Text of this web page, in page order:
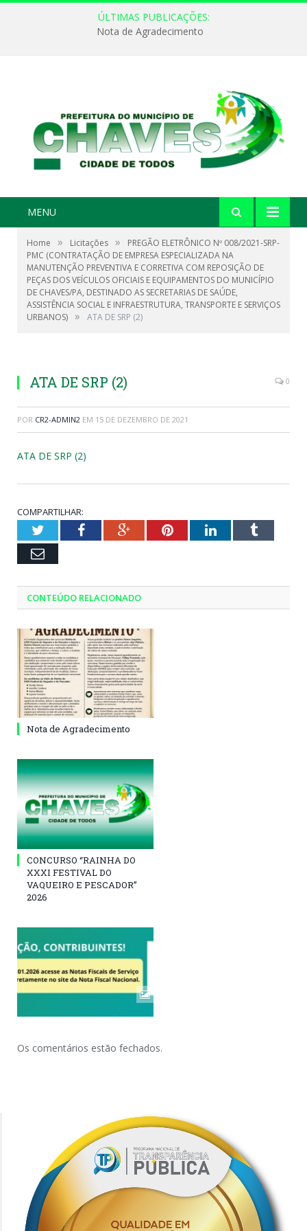
ÚLTIMAS PUBLICAÇÕES:
Nota de Agradecimento
MENU
Home » Licitações »
PREGÃO ELETRÔNICO Nº 008/2021-SRP-
PMC (CONTRATAÇÃO DE EMPRESA ESPECIALIZADA NA
MANUTENÇÃO PREVENTIVA E CORRETIVA COM REPOSIÇÃO DE
PEÇAS DOS VEÍCULOS OFICIAIS E EQUIPAMENTOS DO MUNICÍPIO
DE CHAVES/PA, DESTINADO AS SECRETARIAS DE SAÚDE,
ASSISTÊNCIA SOCIAL E INFRAESTRUTURA, TRANSPORTE E SERVIÇOS
URBANOS) » ATA DE SRP (2)
ATA DE SRP (2) 0
POR CR2-ADMIN2 EM 15 DE DEZEMBRO DE 2021
ATA DE SRP (2)
COMPARTILHAR:
TwitterFacebookGoogle+PinterestLinkedInTumblr
Email
CONTEÚDO RELACIONADO
Nota de Agradecimento
CONCURSO “RAINHA DO
XXXI FESTIVAL DO
VAQUEIRO E PESCADOR”
2026
Os comentários estão fechados.